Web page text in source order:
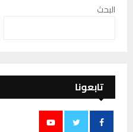
البحث
تابعونا